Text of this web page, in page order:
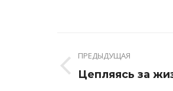
по
записям
ПРЕДЫДУЩАЯ
Предыдущая
Цепляясь за